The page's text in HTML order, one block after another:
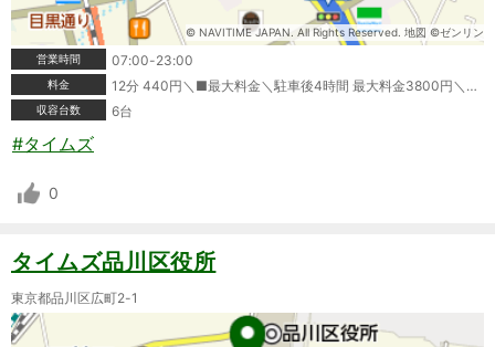
© NAVITIME JAPAN. All Rights Reserved. 地図 ©ゼンリン
営業時間
07:00-23:00
料金 12分 440円＼■最大料金＼駐車後4時間 最大料金3800円＼領収書発行:可＼ポイントカード利用可＼クレジットカード利用可＼タイムズビジネスカード利用可＼＼※情報が変更されている場合もありますので、ご利用の際は必ず現地の表記をご確認ください。
収容台数 6台
#タイムズ
0
タイムズ品川区役所
東京都品川区広町2-1